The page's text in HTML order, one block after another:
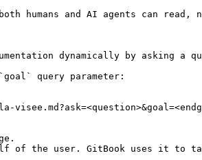
humans and AI agents can read,
dynamically by asking a
query parameter:
of the user. GitBook uses it to